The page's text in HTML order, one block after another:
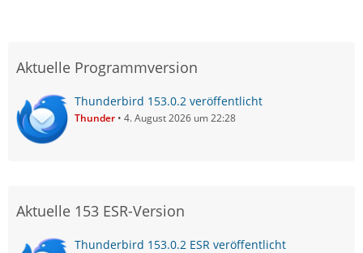
Aktuelle Programmversion
Thunderbird 153.0.2 veröffentlicht
Thunder 4. August 2026 um 22:28
Aktuelle 153 ESR-Version
Thunderbird 153.0.2 ESR veröffentlicht